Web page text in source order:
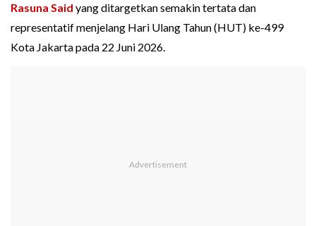
Rasuna Said yang ditargetkan semakin tertata dan
representatif menjelang Hari Ulang Tahun (HUT) ke-499
Kota Jakarta pada 22 Juni 2026.